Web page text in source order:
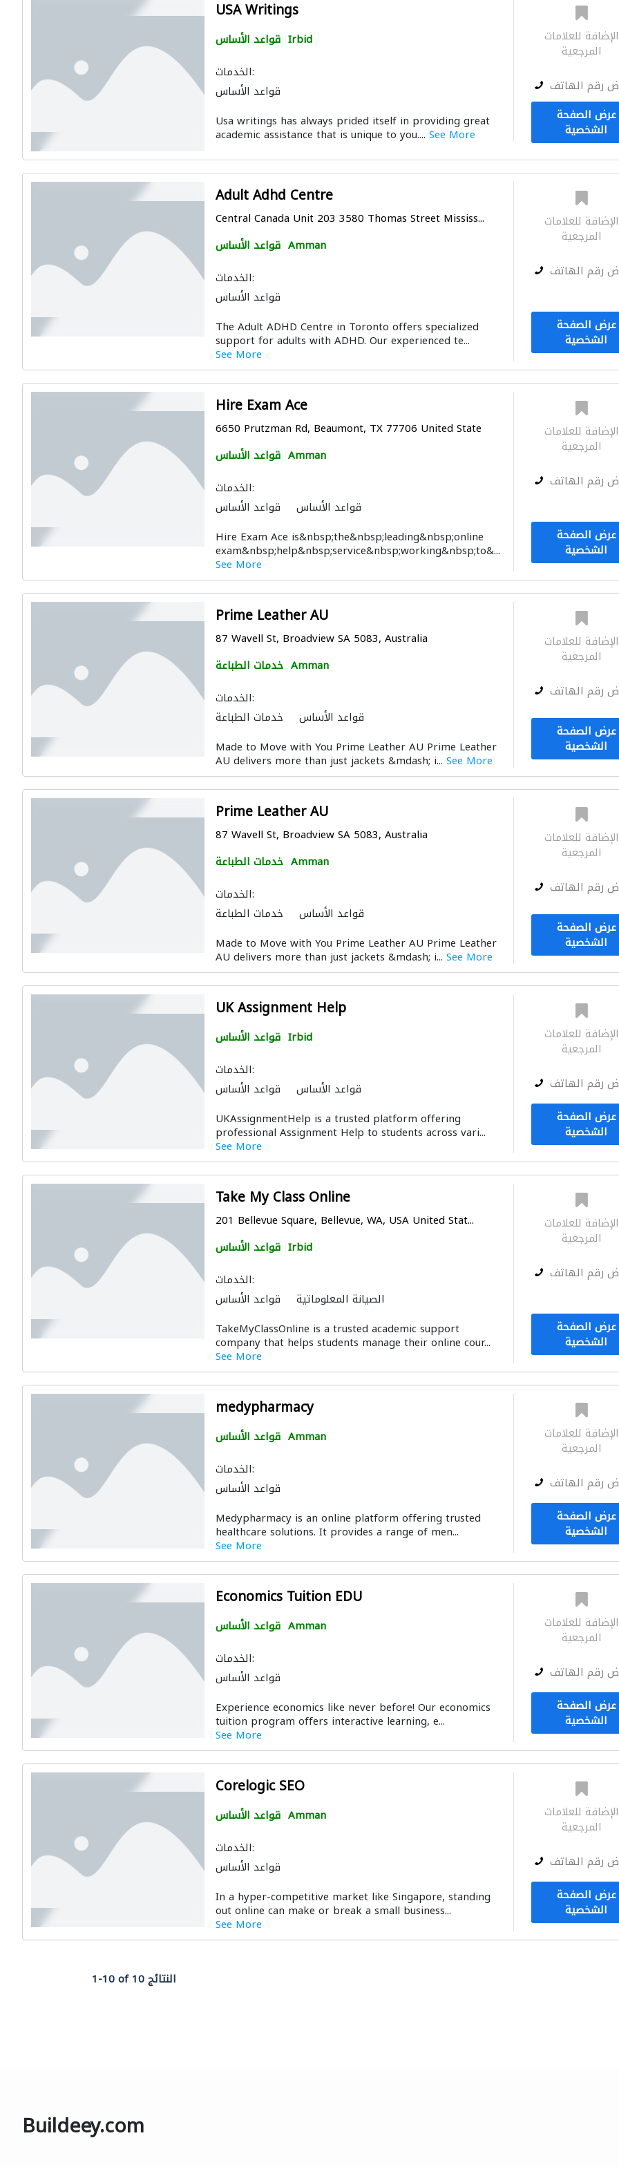
USA Writings
قواعد الأساس Irbid
الخدمات:
قواعد الأساس
Usa writings has always prided itself in providing great
academic assistance that is unique to you.... See More
الإضافة للعلامات
المرجعية
رقم الهاتف
عرض الصفحة
الشخصية
Adult Adhd Centre
Central Canada Unit 203 3580 Thomas Street Mississ...
قواعد الأساس Amman
الخدمات:
قواعد الأساس
The Adult ADHD Centre in Toronto offers specialized
support for adults with ADHD. Our experienced te...
See More
الإضافة للعلامات
المرجعية
رقم الهاتف
عرض الصفحة
الشخصية
Hire Exam Ace
6650 Prutzman Rd, Beaumont, TX 77706 United State
قواعد الأساس Amman
الخدمات:
قواعد الأساس
قواعد الأساس
Hire Exam Ace is&nbsp;the&nbsp;leading&nbsp;online
exam&nbsp;help&nbsp;service&nbsp;working&nbsp;to&...
See More
الإضافة للعلامات
المرجعية
رقم الهاتف
عرض الصفحة
الشخصية
Prime Leather AU
87 Wavell St, Broadview SA 5083, Australia
خدمات الطباعة Amman
الخدمات:
خدمات الطباعة
قواعد الأساس
Made to Move with You Prime Leather AU Prime Leather
AU delivers more than just jackets &mdash; i... See More
الإضافة للعلامات
المرجعية
رقم الهاتف
عرض الصفحة
الشخصية
Prime Leather AU
87 Wavell St, Broadview SA 5083, Australia
خدمات الطباعة Amman
الخدمات:
خدمات الطباعة
قواعد الأساس
Made to Move with You Prime Leather AU Prime Leather
AU delivers more than just jackets &mdash; i... See More
الإضافة للعلامات
المرجعية
رقم الهاتف
عرض الصفحة
الشخصية
UK Assignment Help
قواعد الأساس Irbid
الخدمات:
قواعد الأساس
قواعد الأساس
UKAssignmentHelp is a trusted platform offering
professional Assignment Help to students across vari...
See More
الإضافة للعلامات
المرجعية
رقم الهاتف
عرض الصفحة
الشخصية
Take My Class Online
201 Bellevue Square, Bellevue, WA, USA United Stat...
قواعد الأساس Irbid
الخدمات:
قواعد الأساس
الصيانة المعلوماتية
TakeMyClassOnline is a trusted academic support
company that helps students manage their online cour...
See More
الإضافة للعلامات
المرجعية
رقم الهاتف
عرض الصفحة
الشخصية
medypharmacy
قواعد الأساس Amman
الخدمات:
قواعد الأساس
Medypharmacy is an online platform offering trusted
healthcare solutions. It provides a range of men...
See More
الإضافة للعلامات
المرجعية
رقم الهاتف
عرض الصفحة
الشخصية
Economics Tuition EDU
قواعد الأساس Amman
الخدمات:
قواعد الأساس
Experience economics like never before! Our economics
tuition program offers interactive learning, e...
See More
الإضافة للعلامات
المرجعية
رقم الهاتف
عرض الصفحة
الشخصية
Corelogic SEO
قواعد الأساس Amman
الخدمات:
قواعد الأساس
In a hyper-competitive market like Singapore, standing
out online can make or break a small business...
See More
الإضافة للعلامات
المرجعية
رقم الهاتف
عرض الصفحة
الشخصية
1-10 of 10 النتائج
Buildeey.com